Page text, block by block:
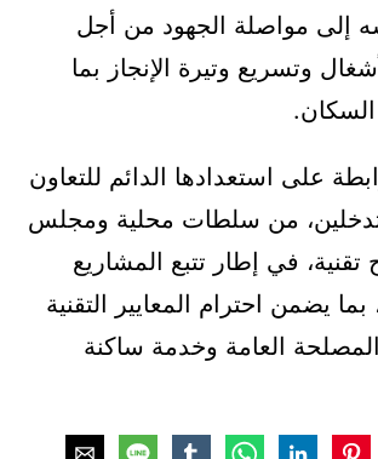
إلى مواصلة الجهود من أجل
وتسريع وتيرة الإنجاز بما
على استعدادها الدائم للتعاون
من سلطات محلية ومجلس
في إطار تتبع المشاريع
بما يضمن احترام المعايير التقنية
العامة وخدمة ساكنة